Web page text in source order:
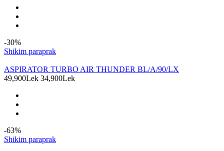
-30%
Shikim paraprak
ASPIRATOR TURBO AIR THUNDER BL/A/90/LX
49,900Lek 34,900Lek
-63%
Shikim paraprak